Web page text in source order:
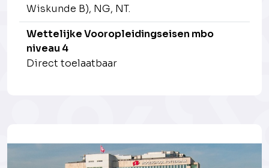
Wiskunde B), NG, NT.
Wettelijke Vooropleidingseisen mbo
niveau 4
Direct toelaatbaar